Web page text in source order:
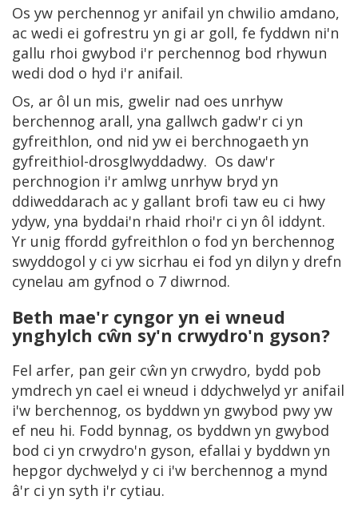
Os yw perchennog yr anifail yn chwilio amdano,
ac wedi ei gofrestru yn gi ar goll, fe fyddwn ni'n
gallu rhoi gwybod i'r perchennog bod rhywun
wedi dod o hyd i'r anifail.
Os, ar ôl un mis, gwelir nad oes unrhyw
berchennog arall, yna gallwch gadw'r ci yn
gyfreithlon, ond nid yw ei berchnogaeth yn
gyfreithiol-drosglwyddadwy. Os daw'r
perchnogion i'r amlwg unrhyw bryd yn
ddiweddarach ac y gallant brofi taw eu ci hwy
ydyw, yna byddai'n rhaid rhoi'r ci yn ôl iddynt.
Yr unig ffordd gyfreithlon o fod yn berchennog
swyddogol y ci yw sicrhau ei fod yn dilyn y drefn
cynelau am gyfnod o 7 diwrnod.
Beth mae'r cyngor yn ei wneud
ynghylch cŵn sy'n crwydro'n gyson?
Fel arfer, pan geir cŵn yn crwydro, bydd pob
ymdrech yn cael ei wneud i ddychwelyd yr anifail
i'w berchennog, os byddwn yn gwybod pwy yw
ef neu hi. Fodd bynnag, os byddwn yn gwybod
bod ci yn crwydro'n gyson, efallai y byddwn yn
hepgor dychwelyd y ci i'w berchennog a mynd
â'r ci yn syth i'r cytiau.